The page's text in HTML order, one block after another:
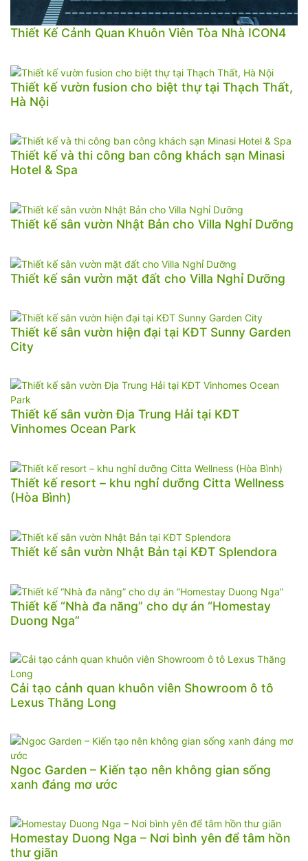
Thiết Kế Cảnh Quan Khuôn Viên Tòa Nhà ICON4
Thiết kế vườn fusion cho biệt thự tại Thạch Thất,
Hà Nội
Thiết kế và thi công ban công khách sạn Minasi
Hotel & Spa
Thiết kế sân vườn Nhật Bản cho Villa Nghỉ Dưỡng
Thiết kế sân vườn mặt đất cho Villa Nghỉ Dưỡng
Thiết kế sân vườn hiện đại tại KĐT Sunny Garden
City
Thiết kế sân vườn Địa Trung Hải tại KĐT
Vinhomes Ocean Park
Thiết kế resort – khu nghỉ dưỡng Citta Wellness
(Hòa Bình)
Thiết kế sân vườn Nhật Bản tại KĐT Splendora
Thiết kế “Nhà đa năng” cho dự án “Homestay
Duong Nga”
Cải tạo cảnh quan khuôn viên Showroom ô tô
Lexus Thăng Long
Ngoc Garden – Kiến tạo nên không gian sống
xanh đáng mơ ước
Homestay Duong Nga – Nơi bình yên để tâm hồn
thư giãn